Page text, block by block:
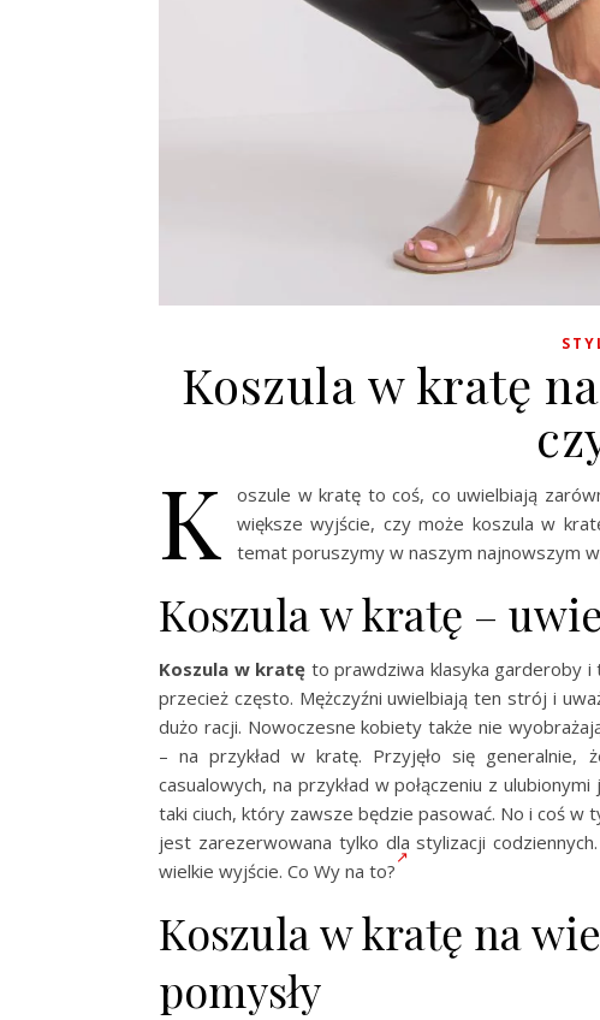
Koszula w kratę
K
oszule w kratę to coś, co uwielbiają
większe wyjście, czy może koszula w
temat poruszymy w naszym najnowszym
Koszula w kratę –
Koszula w kratę to prawdziwa klasyka garderoby
przecież często. Mężczyźni uwielbiają ten strój i
dużo racji. Nowoczesne kobiety także nie
– na przykład w kratę. Przyjęło się
casualowych, na przykład w połączeniu z
taki ciuch, który zawsze będzie pasować. No i coś
jest zarezerwowana tylko dla stylizacji
wielkie wyjście. Co Wy na to?
Koszula w kratę na
pomysły